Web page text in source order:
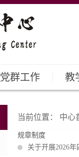
党群工作 教
当前位置： 中心
规章制度
关于开展2026